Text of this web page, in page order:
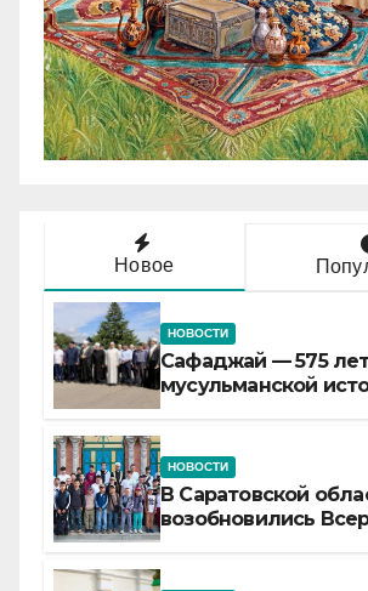
Новое
НОВОСТИ
Сафаджай — 575
мусульманской
НОВОСТИ
В Саратовской
возобновились